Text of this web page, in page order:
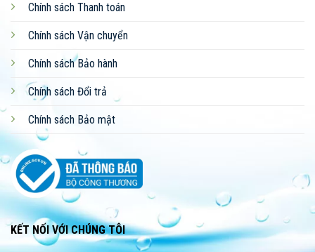
Chính sách Thanh toán
Chính sách Vận chuyển
Chính sách Bảo hành
Chính sách Đổi trả
Chính sách Bảo mật
KẾT NỐI VỚI CHÚNG TÔI